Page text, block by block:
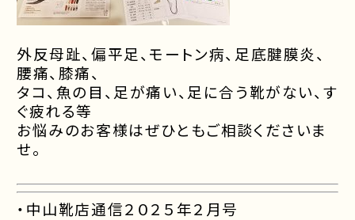
外反母趾、偏平足、モートン病、足底腱膜炎、
腰痛、膝痛、
タコ、魚の目、足が痛い、足に合う靴がない、 す
ぐ疲れる等
お悩みのお客様はぜひともご相談くださいま
せ。
・中山靴店通信２０２５年２ 月号